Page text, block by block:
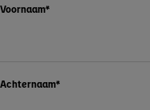
Voornaam*
Achternaam*